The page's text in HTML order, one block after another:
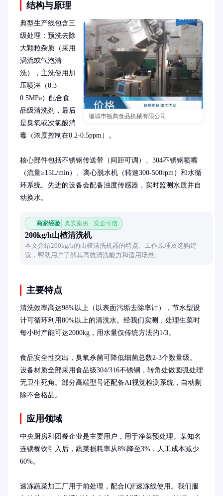
结构与原理
诸城市顿典食品机械有限公司
典型生产线包含三
级处理：预洗去除
大颗粒杂质（采用
涡流或气泡清
洗），主洗使用加
压喷淋（0.3-
0.5MPa）配合食
品级清洗剂，最后
是臭氧或次氯酸消
毒（浓度控制在0.2-0.5ppm）。
核心部件包括不锈钢传送带（间距可调）、304不锈钢喷嘴
（流量≥15L/min）、离心脱水机（转速300-500rpm）和水循
环系统。先进的设备会配备浊度传感器，实时监测水质并自
动换水。
商家经验 真实案例 · 安全可信
200kg/h山楂清洗机
本文介绍200kg/h的山楂清洗机器的特点、工作原理及选购建
议，帮助用户了解其高效清洗能力和适用场景。
主要特点
清洗效率高达98%以上（以表面污垢去除率计），节水型设
计可循环利用80%以上的清洗水。经我们实测，处理生菜时
每小时产能可达2000kg，用水量仅传统方法的1/3。
食品安全性突出，臭氧杀菌可降低细菌总数2-3个数量级。
设备材质全部采用食品级304/316不锈钢，转角处做圆弧处理
无卫生死角。部分高端型号还配备AI视觉检测系统，自动剔
除不合格品。
应用领域
中央厨房和团餐企业是主要用户，用于净菜预处理。某知名
连锁餐饮引入后，蔬菜损耗率从8%降至3%，人工成本减少
60%。
速冻蔬菜加工厂用于前处理，配合IQF速冻线使用。我们服